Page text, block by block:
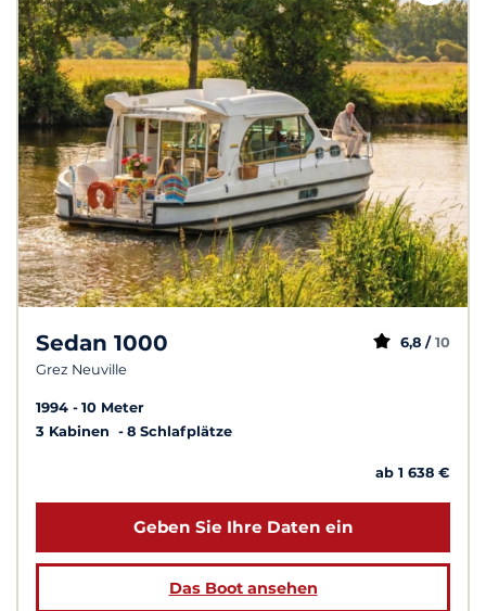
Sedan 1000
Grez Neuville
6,8 / 10
1994
10 Meter
3 Kabinen
8 Schlafplätze
ab 1 638 €
Geben Sie Ihre Daten ein
Das Boot ansehen